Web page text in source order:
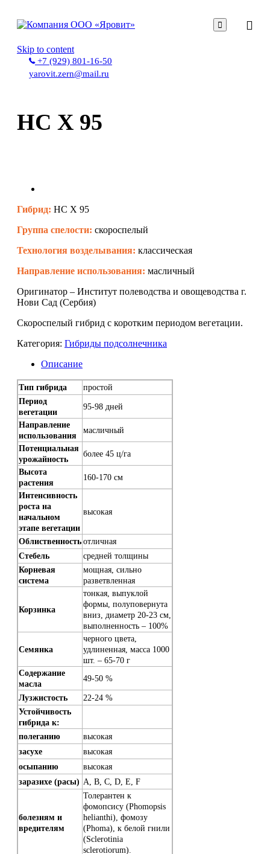

Skip to content
+7 (929) 801-16-50
yarovit.zern@mail.ru
НС Х 95
Гибрид: НС Х 95
Группа спелости: скороспелый
Технология возделывания: классическая
Направление использования: масличный
Оригинатор – Институт полеводства и овощеводства г.
Нови Сад (Сербия)
Скороспелый гибрид с коротким периодом вегетации.
Категория: Гибриды подсолнечника
Описание
Тип гибрида
простой
Период
вегетации
95-98 дней
Направление
использования
масличный
Потенциальная
урожайность
более 45 ц/га
Высота
растения
160-170 см
Интенсивность
роста на
начальном
этапе вегетации
высокая
Облиственность отличная
Стебель
средней толщины
Корневая
система
мощная, сильно
разветвленная
Корзинка
тонкая, выпуклой
формы, полуповернута
вниз, диаметр 20-23 см,
выполненность – 100%
Семянка
черного цвета,
удлиненная, масса 1000
шт. – 65-70 г
Содержание
масла
49-50 %
Лузжистость
22-24 %
Устойчивость
гибрида к:
полеганию
высокая
засухе
высокая
осыпанию
высокая
заразихе (расы) A, B, C, D, E, F
болезням и
вредителям
Толерантен к
фомопсису (Phomopsis
helianthi), фомозу
(Phoma), к белой гнили
(Sclerotinia
sclerotiorum).